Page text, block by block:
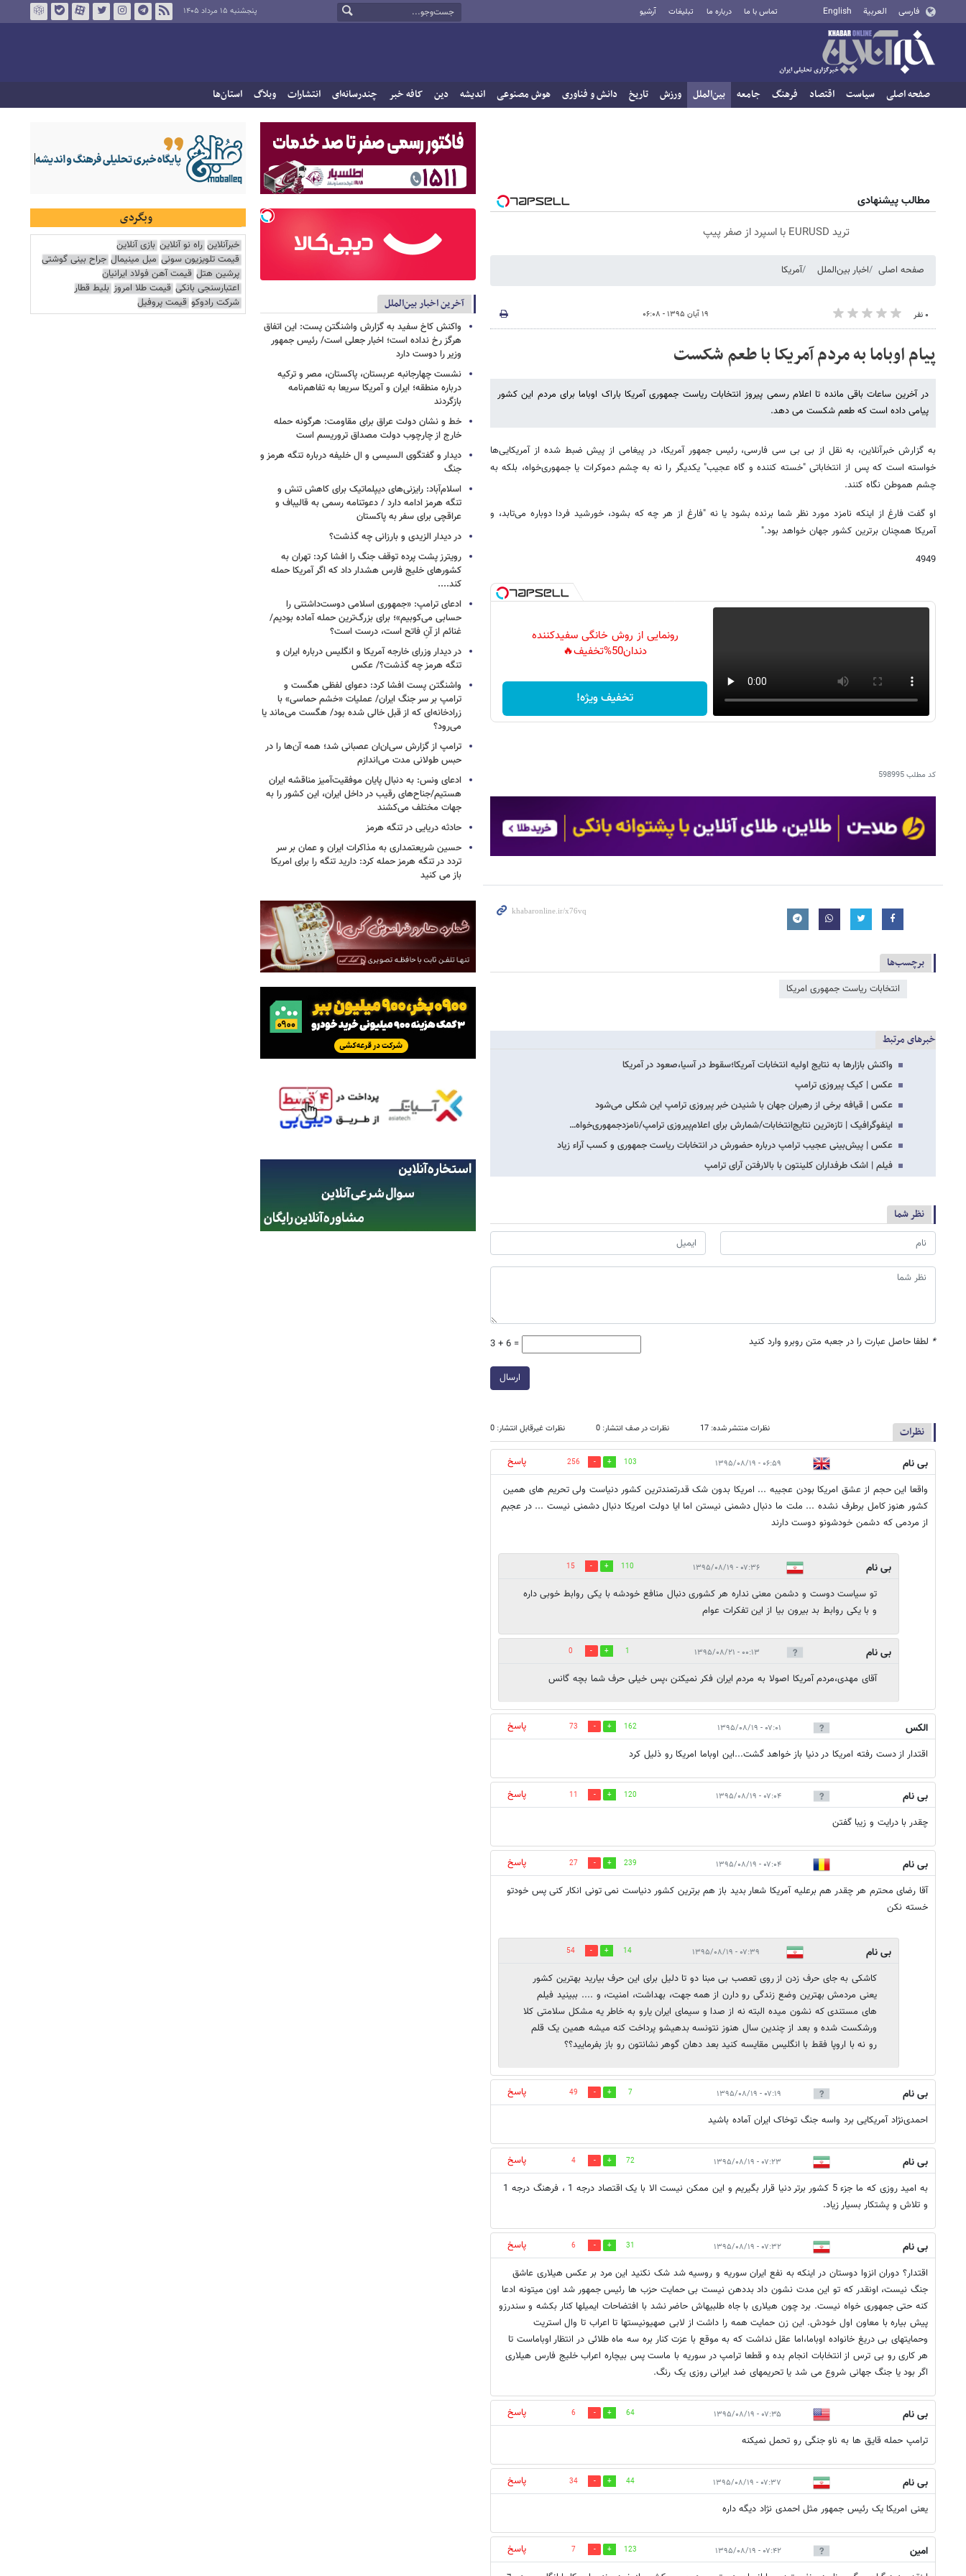
فارسی العربية English تماس با ما درباره ما تبلیغات آرشیو پنجشنبه ۱۵ مرداد ۱۴۰۵
صفحه اصلی سیاست اقتصاد فرهنگ جامعه بین‌الملل ورزش تاریخ دانش و فناوری هوش مصنوعی اندیشه دین کافه خبر چندرسانه‌ای انتشارات وبلاگ استان‌ها
مطالب پیشنهادی
ترید EURUSD با اسپرد از صفر پیپ
صفحه اصلی اخبار بین‌الملل آمریکا
۰ نفر ۱۹ آبان ۱۳۹۵ - ۰۶:۰۸
پیام اوباما به مردم آمریکا با طعم شکست
در آخرین ساعات باقی مانده تا اعلام رسمی پیروز انتخابات ریاست جمهوری آمریکا باراک اوباما برای مردم این کشور
پیامی داده است که طعم شکست می دهد.
به گزارش خبرآنلاین، به نقل از بی بی سی فارسی، رئیس جمهور آمریکا، در پیغامی از پیش ضبط شده از آمریکایی‌ها
خواسته است که پس از انتخاباتی "خسته کننده و گاه عجیب" یکدیگر را نه به چشم دموکرات یا جمهوری‌خواه، بلکه به
چشم هموطن نگاه کنند.
او گفت فارغ از اینکه نامزد مورد نظر شما برنده بشود یا نه "فارغ از هر چه که بشود، خورشید فردا دوباره می‌تابد، و
آمریکا همچنان برترین کشور جهان خواهد بود."
4949
رونمایی از روش خانگی سفیدکننده
دندان50%تخفیف🔥
تخفیف ویژه!
کد مطلب598995
برچسب‌ها
انتخابات ریاست جمهوری امریکا
خبرهای مرتبط
واکنش بازارها به نتایج اولیه انتخابات آمریکا؛سقوط در آسیا،صعود در آمریکا
عکس | کیک پیروزی ترامپ
عکس | قیافه برخی از رهبران جهان با شنیدن خبر پیروزی ترامپ این شکلی می‌شود
اینفوگرافیک | تازه‌ترین نتایج‌انتخابات/شمارش برای اعلام‌پیروزی ترامپ/نامزدجمهوری‌خواه…
عکس | پیش‌بینی عجیب ترامپ درباره حضورش در انتخابات ریاست جمهوری و کسب آراء زیاد
فیلم | اشک طرفداران کلینتون با بالارفتن آرای ترامپ
نظر شما
* لطفا حاصل عبارت را در جعبه متن روبرو وارد کنید 3 + 6 =
ارسال
نظرات نظرات منتشر شده: 17 نظرات در صف انتشار: 0 نظرات غیرقابل انتشار: 0
بی نام ۰۶:۵۹ - ۱۳۹۵/۰۸/۱۹ 103
256
پاسخ
واقعا این حجم از عشق امریکا بودن عجیبه ... امریکا بدون شک قدرتمندترین کشور دنیاست ولی تحریم های همین
کشور هنوز کامل برطرف نشده ... ملت ما دنبال دشمنی نیستن اما ایا دولت امریکا دنبال دشمنی نیست ... در عجبم
از مردمی که دشمن خودشونو دوست دارند
بی نام ۰۷:۳۶ - ۱۳۹۵/۰۸/۱۹ 110
15
تو سیاست دوست و دشمن معنی نداره هر کشوری دنبال منافع خودشه با یکی روابط خوبی داره
و با یکی روابط بد بیرون بیا از این تفکرات عوام
بی نام ۰۰:۱۳ - ۱۳۹۵/۰۸/۲۱ 1
0
آقای مهدی،مردم آمریکا اصولا به مردم ایران فکر نمیکنن ،پس خیلی حرف شما بچه گانس
الکس ۰۷:۰۱ - ۱۳۹۵/۰۸/۱۹ 162
73
پاسخ
اقتدار از دست رفته امریکا در دنیا باز خواهد گشت...این اوباما امریکا رو ذلیل کرد
بی نام ۰۷:۰۴ - ۱۳۹۵/۰۸/۱۹ 120
11
پاسخ
چقدر با درايت و زيبا گفتن
بی نام ۰۷:۰۴ - ۱۳۹۵/۰۸/۱۹ 239
27
پاسخ
آقا رضای محترم هر چقدر هم برعلیه آمریکا شعار بدید باز هم برترین کشور دنیاست نمی تونی انکار کنی پس خودتو
خسته نکن
بی نام ۰۷:۳۹ - ۱۳۹۵/۰۸/۱۹ 14
54
کاشکی به جای حرف زدن از روی تعصب بی مبنا دو تا دلیل برای این حرف بیارید بهترین کشور
یعنی مردمش بهترین وضع زندگی رو دارن از همه جهت، بهداشت، امنیت، و .... ببینید فیلم
های مستندی که نشون میده البته نه از صدا و سیمای ایران یارو به خاطر یه مشکل سلامتی کلا
ورشکست شده و بعد از چندین سال هنوز نتونسه بدهیشو پرداخت کنه میشه همین یک قلم
رو نه با اروپا فقط با انگلیس مقایسه کنید بعد دهان گوهر نشانتون رو باز بفرمایید؟؟
بی نام ۰۷:۱۹ - ۱۳۹۵/۰۸/۱۹ 7
49
پاسخ
احمدی‌نژاد آمریکایی برد واسه جنگ توخاک ایران آماده باشید
بی نام ۰۷:۲۳ - ۱۳۹۵/۰۸/۱۹ 72
4
پاسخ
به امید روزی که ما جزء 5 کشور برتر دنیا قرار بگیریم و این ممکن نیست الا با یک اقتصاد درجه 1 ، فرهنگ درجه 1
و تلاش و پشتکار بسیار زیاد.
بی نام ۰۷:۳۲ - ۱۳۹۵/۰۸/۱۹ 31
6
پاسخ
اقتدار؟ دوران انزوا دوستان در اینکه به نفع ایران سوریه و روسیه شد شک نکنید این مرد بر عکس هیلاری عاشق
جنگ نیست، اونقدر که تو این مدت نشون داد بددهن نیست بی حمایت حزب ها رئیس جمهور شد اون میتونه ادعا
کنه حتی جمهوری خواه نیست. برد چون هیلاری با جاه طلبیهاش حاضر نشد با افتضاحات ایمیلها کنار بکشه و سندرزو
پیش بیاره با معاون اول خودش. این زن حمایت همه را داشت از لابی صهیونیستها تا اعراب تا وال استریت
وحمایتهای بی دریغ خانواده اوباما،اما عقل نداشت که به موقع با عزت کنار بره سه ماه طلائی در انتظار اوباماست تا
هر کاری رو بی ترس از انتخابات انجام بده و قطعا ترامپ در سوریه با ماست پس بیچاره اعراب خلیج فارس هیلاری
اگر بود یا جنگ جهانی شروع می شد یا تحریمهای ضد ایرانی روزی یک رنگ.
بی نام ۰۷:۳۵ - ۱۳۹۵/۰۸/۱۹ 64
6
پاسخ
ترامپ حمله قایق ها به ناو جنگی رو تحمل نمیکنه
بی نام ۰۷:۳۷ - ۱۳۹۵/۰۸/۱۹ 44
34
پاسخ
یعنی امریکا یک رئیس جمهور مثل احمدی نژاد دیگه داره
امين ۰۷:۴۲ - ۱۳۹۵/۰۸/۱۹ 123
7
پاسخ
آخرین اخبار بین‌الملل
واکنش کاخ سفید به گزارش واشنگتن پست: این اتفاق
هرگز رخ نداده است؛ اخبار جعلی است/ رئیس جمهور
وزیر را دوست دارد
نشست چهارجانبه عربستان، پاکستان، مصر و ترکیه
درباره منطقه؛ ایران و آمریکا سریعا به تفاهم‌نامه
بازگردند
خط و نشان دولت عراق برای مقاومت: هرگونه حمله
خارج از چارچوب دولت مصداق تروریسم است
دیدار و گفتگوی السیسی و ال خلیفه درباره تنگه هرمز و
جنگ
اسلام‌آباد: رایزنی‌های دیپلماتیک برای کاهش تنش و
تنگه هرمز ادامه دارد / دعوتنامه رسمی به قالیباف و
عراقچی برای سفر به پاکستان
در دیدار الزیدی و بارزانی چه گذشت؟
رویترز پشت پرده توقف جنگ را افشا کرد: تهران به
کشورهای خلیج فارس هشدار داد که اگر آمریکا حمله
کند....
ادعای ترامپ: «جمهوری اسلامی دوست‌داشتنی را
حسابی می‌کوبیم»؛ برای بزرگ‌ترین حمله آماده بودیم/
غنائم از آنِ فاتح است، درست است؟
در دیدار وزرای خارجه آمریکا و انگلیس درباره ایران و
تنگه هرمز چه گذشت؟/ عکس
واشنگتن پست افشا کرد: دعوای لفظی هگست و
ترامپ بر سر جنگ ایران/ عملیات «خشم حماسی» با
زرادخانه‌ای که از قبل خالی شده بود/ هگست می‌ماند یا
می‌رود؟
ترامپ از گزارش سی‌ان‌ان عصبانی شد؛ همه آن‌ها را در
حبس طولانی مدت می‌اندازم
ادعای ونس: به دنبال پایان موفقیت‌آمیز مناقشه ایران
هستیم/جناح‌های رقیب در داخل ایران، این کشور را به
جهات مختلف می‌کشند
حادثه دریایی در تنگه هرمز
حسین شریعتمداری به مذاکرات ایران و عمان بر سر
تردد در تنگه هرمز حمله کرد: دارید تنگه را برای امریکا
باز می کنید
وبگردی
خبرآنلاین راه نو آنلاین بازی آنلاین
قیمت تلویزیون سونی مبل مینیمال جراح بینی گوشتی
پرشین هتل قیمت آهن فولاد ایرانیان
اعتبارسنجی بانکی قیمت طلا امروز بلیط قطار
شرکت رادوکو قیمت پروفیل